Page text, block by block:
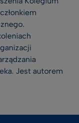
Jest autorem